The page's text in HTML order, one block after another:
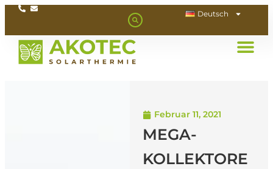
Deutsch
Februar 11, 2021
MEGA-
KOLLEKTORE